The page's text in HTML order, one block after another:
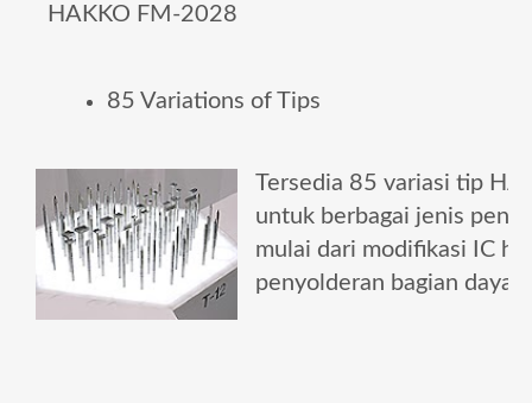
HAKKO FM-2028
85 Variations of Tips
Tersedia 85 variasi tip
untuk berbagai jenis
mulai dari modifikasi IC
penyolderan bagian daya.